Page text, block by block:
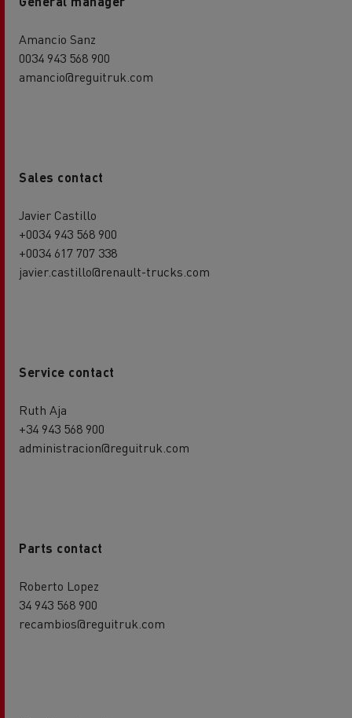
Amancio Sanz
0034 943 568 900
amancio@reguitruk.com
Sales contact
Javier Castillo
+0034 943 568 900
+0034 617 707 338
javier.castillo@renault-trucks.com
Service contact
Ruth Aja
+34 943 568 900
administracion@reguitruk.com
Parts contact
Roberto Lopez
34 943 568 900
recambios@reguitruk.com